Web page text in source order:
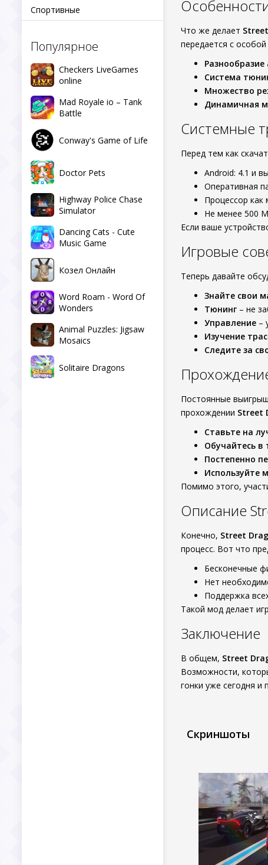
Спортивные
Популярное
Checkers LiveGames
online
Mad Royale io – Tank
Battle
Conway's Game of Life
Doctor Pets
Highway Police Chase
Simulator
Dancing Cats - Cute
Music Game
Козел Онлайн
Word Roam - Word Of
Wonders
Animal Puzzles: Jigsaw
Mosaics
Solitaire Dragons
Что же делает
передается с
Система
Множество
Динамичная
Системные
Перед тем как
Android: 4.1 и
Оперативная
Процессор как
Не менее 500
Если ваше
Игровые
Теперь давайте
Знайте свои
Тюнинг – не
Управление –
Изучение
Следите за
Постоянные
прохождении Street
Ставьте на
Обучайтесь в
Постепенно
Используйте
Помимо этого,
Описание
Конечно, Street
процесс. Вот что
Бесконечные
Нет
Поддержка
Такой мод делает
Заключение
В общем, Street
Возможности,
гонки уже сегодня
Скриншоты